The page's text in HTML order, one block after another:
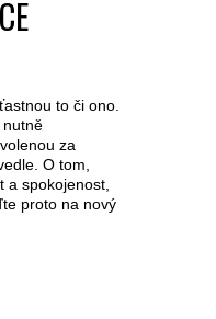
to či ono.
nutně
za
O tom,
a spokojenost,
proto na nový